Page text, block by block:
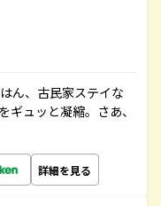
ん、古民家ステイな
ギュッと凝縮。さあ、
詳細を見る